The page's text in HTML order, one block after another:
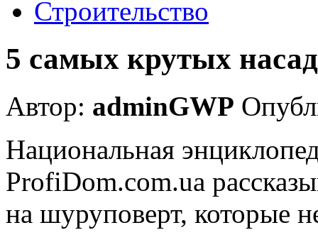
Строительство
5 самых крутых
Автор: adminGWP
Национальная
ProfiDom.com.ua
на шуруповерт, которые